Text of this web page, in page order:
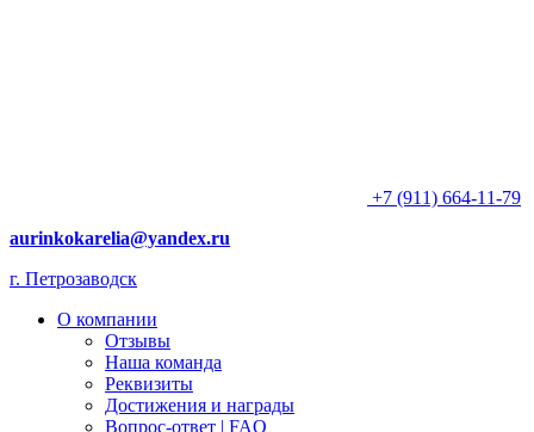
+7 (911) 664-11-79
aurinkokarelia@yandex.ru
г. Петрозаводск
О компании
Отзывы
Наша команда
Реквизиты
Достижения и награды
Вопрос-ответ | FAQ